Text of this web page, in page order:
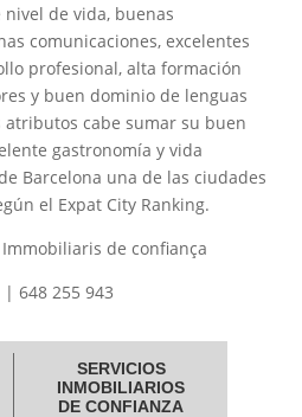
de vida, buenas
comunicaciones, excelentes
profesional, alta formación
y buen dominio de lenguas
atributos cabe sumar su buen
gastronomía y vida
Barcelona una de las ciudades
el Expat City Ranking.
de confiança
648 255 943
SERVICIOS
INMOBILIARIOS
DE CONFIANZA